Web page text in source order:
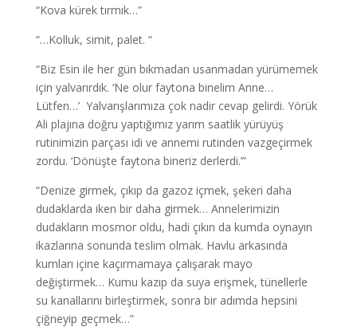
“Kova kürek tırmık…”
“…Kolluk, simit, palet. “
“Biz Esin ile her gün bıkmadan usanmadan yürümemek
için yalvarırdık. ‘Ne olur faytona binelim Anne…
Lütfen…’ Yalvarışlarımıza çok nadir cevap gelirdi. Yörük
Ali plajına doğru yaptığımız yarım saatlik yürüyüş
rutinimizin parçası idi ve annemi rutinden vazgeçirmek
zordu. ‘Dönüşte faytona bineriz derlerdi.’”
“Denize girmek, çıkıp da gazoz içmek, şekeri daha
dudaklarda iken bir daha girmek… Annelerimizin
dudakların mosmor oldu, hadi çıkın da kumda oynayın
ikazlarına sonunda teslim olmak. Havlu arkasında
kumları içine kaçırmamaya çalışarak mayo
değiştirmek… Kumu kazıp da suya erişmek, tünellerle
su kanallarını birleştirmek, sonra bir adımda hepsini
çiğneyip geçmek…”